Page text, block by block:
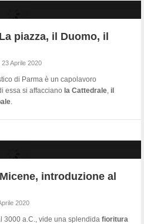
piazza, il Duomo, il
23 Aprile 2020
di Parma è un capolavoro
essa si affacciano la Cattedrale, il
.
introduzione al
2020
3000 a.C., vide una splendida fioritura